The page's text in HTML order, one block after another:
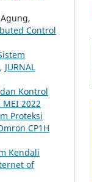
Control
, JURNAL
Kontrol
MEI 2022
Proteksi
CP1H
Kendali
of